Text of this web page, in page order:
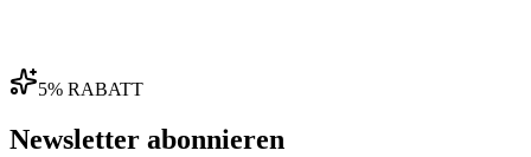
5% RABATT
Newsletter abonnieren